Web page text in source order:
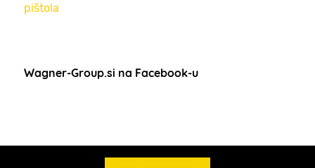
pištola
Wagner-Group.si na Facebook-u